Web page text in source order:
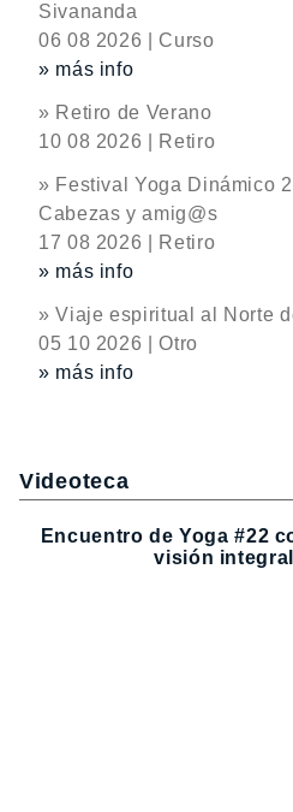
Sivananda
06 08 2026 | Curso
» más info
» Retiro de Verano
10 08 2026 | Retiro
» Festival Yoga Dinámico
Cabezas y amig@s
17 08 2026 | Retiro
» más info
» Viaje espiritual al Norte
05 10 2026 | Otro
» más info
Videoteca
Encuentro de Yoga #22
visión